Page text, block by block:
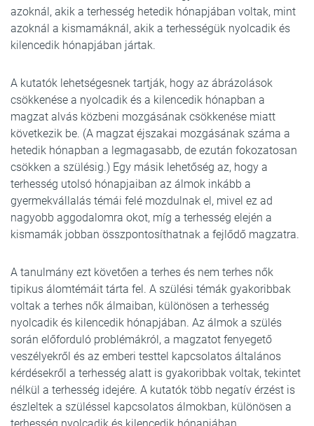
azoknál, akik a terhesség hetedik hónapjában voltak, mint
azoknál a kismamáknál, akik a terhességük nyolcadik és
kilencedik hónapjában jártak.
A kutatók lehetségesnek tartják, hogy az ábrázolások
csökkenése a nyolcadik és a kilencedik hónapban a
magzat alvás közbeni mozgásának csökkenése miatt
következik be. (A magzat éjszakai mozgásának száma a
hetedik hónapban a legmagasabb, de ezután fokozatosan
csökken a szülésig.) Egy másik lehetőség az, hogy a
terhesség utolsó hónapjaiban az álmok inkább a
gyermekvállalás témái felé mozdulnak el, mivel ez ad
nagyobb aggodalomra okot, míg a terhesség elején a
kismamák jobban összpontosíthatnak a fejlődő magzatra.
A tanulmány ezt követően a terhes és nem terhes nők
tipikus álomtémáit tárta fel. A szülési témák gyakoribbak
voltak a terhes nők álmaiban, különösen a terhesség
nyolcadik és kilencedik hónapjában. Az álmok a szülés
során előforduló problémákról, a magzatot fenyegető
veszélyekről és az emberi testtel kapcsolatos általános
kérdésekről a terhesség alatt is gyakoribbak voltak, tekintet
nélkül a terhesség idejére. A kutatók több negatív érzést is
észleltek a szüléssel kapcsolatos álmokban, különösen a